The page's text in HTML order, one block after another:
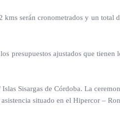
serán cronometrados y un total
presupuestos ajustados que tienen
Sisargas de Córdoba. La
situado en el Hipercor –